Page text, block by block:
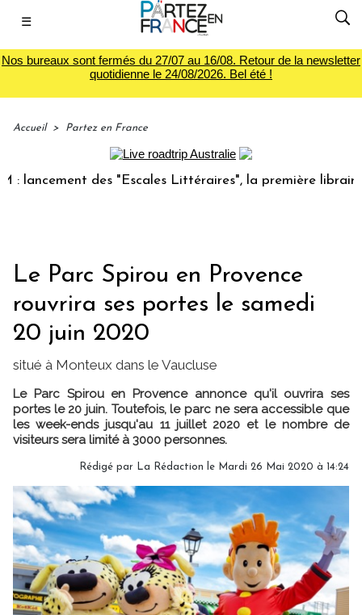
☰
Nos bureaux sont fermés du 27/07 au 16/08. Retour de la newsletter
quotidienne le 24/08/2026. Bel été !
Accueil > Partez en France
des "Escales Littéraires", la première librairie du
Le Parc Spirou en Provence
rouvrira ses portes le samedi
20 juin 2020
situé à Monteux dans le Vaucluse
Le Parc Spirou en Provence annonce qu'il ouvrira ses
portes le 20 juin. Toutefois, le parc ne sera accessible que
les week-ends jusqu'au 11 juillet 2020 et le nombre de
visiteurs sera limité à 3000 personnes.
Rédigé par La Rédaction le Mardi 26 Mai 2020 à 14:24